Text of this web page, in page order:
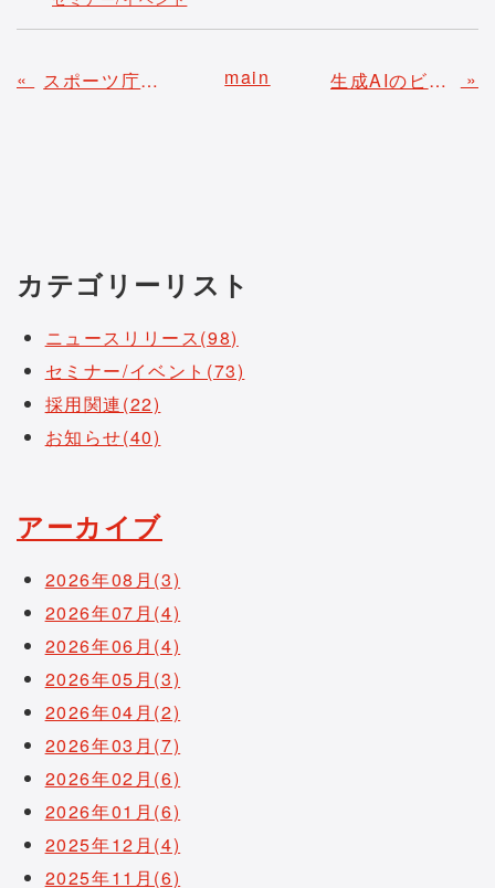
« スポーツ庁委託事業 成果中間報告会の開催報告 main 生成AIのビジネス導入・活用支援イベント『クラウドWacth Day』に当社ITサービス企画部部長が登壇いたします »
カテゴリーリスト
ニュースリリース(98)
セミナー/イベント(73)
採用関連(22)
お知らせ(40)
アーカイブ
2026年08月(3)
2026年07月(4)
2026年06月(4)
2026年05月(3)
2026年04月(2)
2026年03月(7)
2026年02月(6)
2026年01月(6)
2025年12月(4)
2025年11月(6)